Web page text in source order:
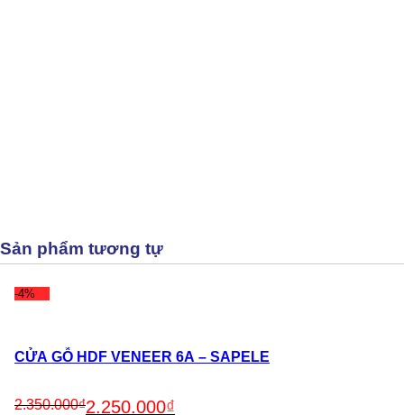
Sản phẩm tương tự
-4%
CỬA GỖ HDF VENEER 6A – SAPELE
2.350.000₫2.250.000₫